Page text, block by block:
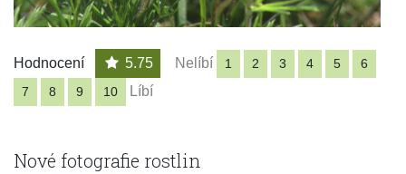
Hodnocení 5.75 Nelíbí 1 2 3 4 5
6
7
8 9 10 Líbí
Nové fotografie rostlin